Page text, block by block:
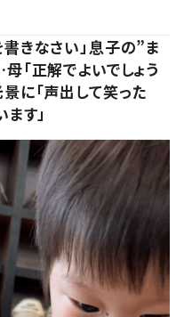
書きなさい」息子の”ま
「正解でよいでしょう
に「声出して笑った
す」